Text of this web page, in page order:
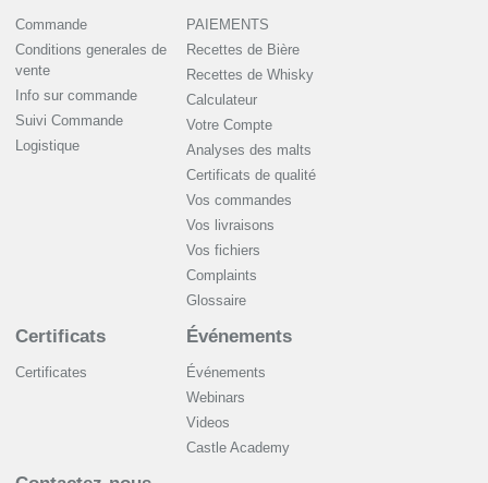
Commande
Conditions generales de
vente
Info sur commande
Suivi Commande
Logistique
PAIEMENTS
Recettes de Bière
Recettes de Whisky
Сalculateur
Votre Compte
Analyses des malts
Certificats de qualité
Vos commandes
Vos livraisons
Vos fichiers
Complaints
Glossaire
Certificats
Certificates
Événements
Événements
Webinars
Videos
Castle Academy